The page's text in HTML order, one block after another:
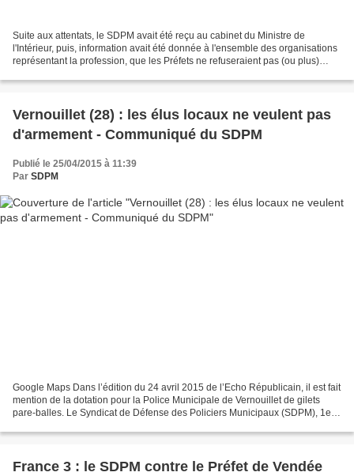
Suite aux attentats, le SDPM avait été reçu au cabinet du Ministre de
l'Intérieur, puis, information avait été donnée à l'ensemble des organisations
représentant la profession, que les Préfets ne refuseraient pas (ou plus)
Vernouillet (28) : les élus locaux ne veulent pas
d'armement - Communiqué du SDPM
Publié le 25/04/2015 à 11:39
Par SDPM
Google Maps Dans l’édition du 24 avril 2015 de l’Echo Républicain, il est fait
mention de la dotation pour la Police Municipale de Vernouillet de gilets
pare-balles. Le Syndicat de Défense des Policiers Municipaux (SDPM), 1er
France 3 : le SDPM contre le Préfet de Vendée